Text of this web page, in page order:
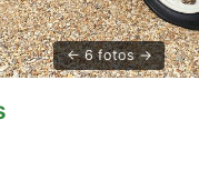
6 fotos